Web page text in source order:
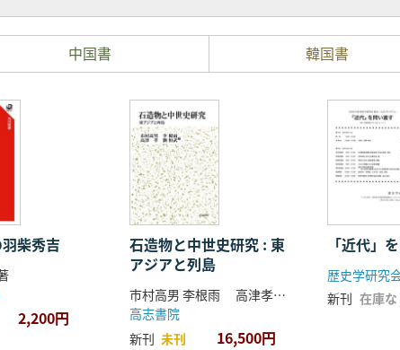
中国書 韓国書
柴秀吉
2,200円
石造物と中世史研究 : 東
アジアと列島
市村高男 李根雨 高津孝 劉恒武 編
高志書院
新刊 未刊 16,500円
「近代」
歴史学研究
新刊 在庫な